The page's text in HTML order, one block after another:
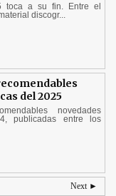
toca a su fin. Entre el
discogr...
del 2025
novedades
publicadas entre los
Next ►